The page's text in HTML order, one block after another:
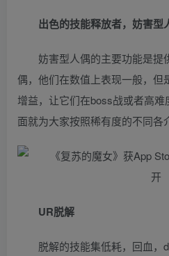
出色的技能释放者，妨害型
妨害型人偶的主要功能是提
偶，他们在数值上表现一般，但
增益，让它们在boss战或者高
面就为大家按照稀有度的不同各
UR脱解
脱解的技能集低耗，回血，